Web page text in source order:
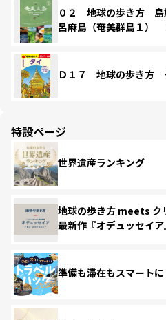
０２ 地球の歩き方
呂麻島（奄美群島１）
Ｄ１７ 地球の歩き方
特設ページ
世界遺産ランキング
地球の歩き方 meets ク
最新作『オデュッセイア
準備も滞在もスマート